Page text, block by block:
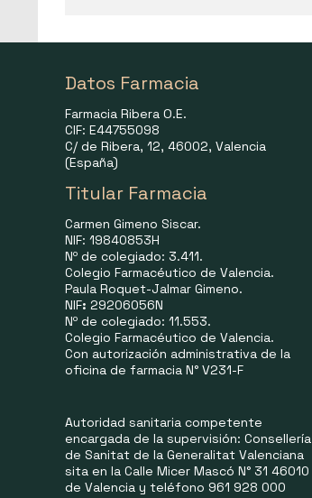
Datos Farmacia
Farmacia Ribera O.E.
CIF: E44755098
C/ de Ribera, 12, 46002, Valencia
(España)
Titular Farmacia
Carmen Gimeno Siscar.
NIF: 19840853H
Nº de colegiado: 3.411.
Colegio Farmacéutico de Valencia.
Paula Roquet-Jalmar Gimeno.
NIF: 29206056N
Nº de colegiado: 11.553.
Colegio Farmacéutico de Valencia.
Con autorización administrativa de la
oficina de farmacia N° V231-F
Autoridad sanitaria competente
encargada de la supervisión: Consellería
de Sanitat de la Generalitat Valenciana
sita en la Calle Micer Mascó N° 31 46010
de Valencia y teléfono 961 928 000